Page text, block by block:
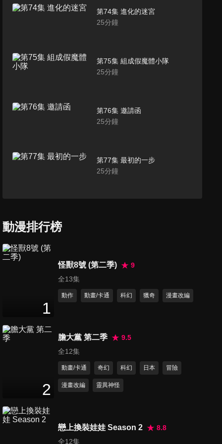
第74集 進化的迷宮
25分鐘
第75集 組成假魔體小隊
25分鐘
第76集 邀請函
25分鐘
第77集 最初的一步
25分鐘
第79集 幕後黑手的真面目
25分鐘
25分鐘
動漫排行榜
1
怪獸8號 (第二季)
9
全13集
動作 動畫/卡通 科幻 獵奇 漫畫改編
2
膽大黨 第二季
9.5
全12集
動畫/卡通 奇幻 科幻 日本 冒險
漫畫改編 靈異神怪
戀上換裝娃娃 Season 2
8.8
全12集